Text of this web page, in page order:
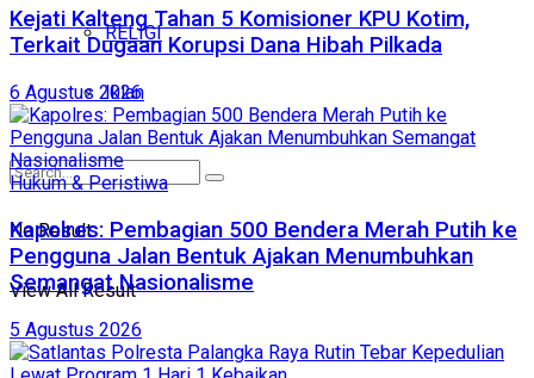
RELIGI
Iklan
No Result
View All Result
Kejati Kalteng Tahan 5 Komisioner KPU Kotim,
Terkait Dugaan Korupsi Dana Hibah Pilkada
6 Agustus 2026
Hukum & Peristiwa
Kapolres: Pembagian 500 Bendera Merah Putih ke
Pengguna Jalan Bentuk Ajakan Menumbuhkan
Semangat Nasionalisme
5 Agustus 2026